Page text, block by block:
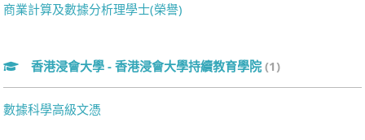
商業計算及數據分析理學士(榮譽)
香港浸會大學 - 香港浸會大學持續教育學院 (1)
數據科學高級文憑